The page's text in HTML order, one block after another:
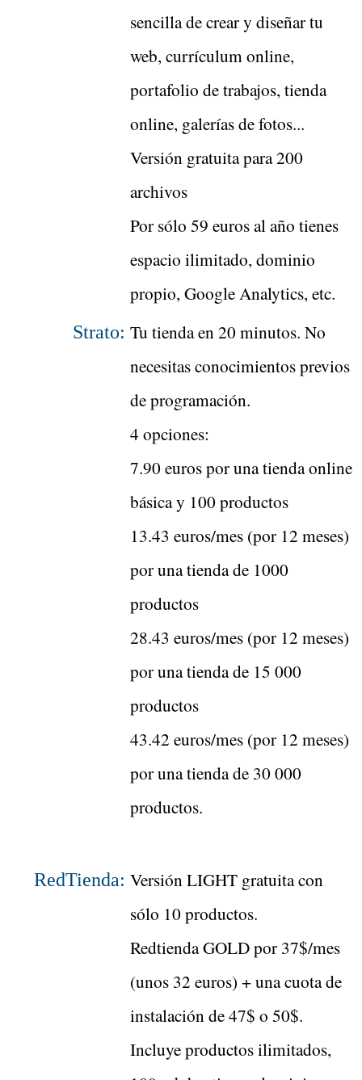
sencilla de crear y diseñar tu
web, currículum online,
portafolio de trabajos, tienda
online, galerías de fotos...
Versión gratuita para 200
archivos
Por sólo 59 euros al año tienes
espacio ilimitado, dominio
propio, Google Analytics, etc.
Strato: Tu tienda en 20 minutos. No
necesitas conocimientos previos
de programación.
4 opciones:
7.90 euros por una tienda online
básica y 100 productos
13.43 euros/mes (por 12 meses)
por una tienda de 1000
productos
28.43 euros/mes (por 12 meses)
por una tienda de 15 000
productos
43.42 euros/mes (por 12 meses)
por una tienda de 30 000
productos.
RedTienda: Versión LIGHT gratuita con
sólo 10 productos.
Redtienda GOLD por 37$/mes
(unos 32 euros) + una cuota de
instalación de 47$ o 50$.
Incluye productos ilimitados,